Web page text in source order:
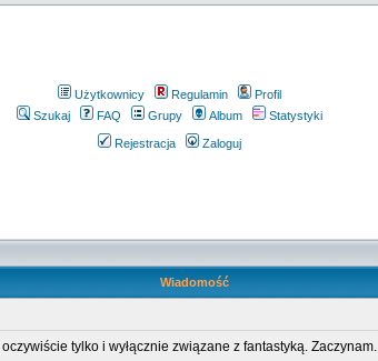
Użytkownicy Regulamin
Profil
Szukaj
FAQ Grupy Album Statystyki
Rejestracja Zaloguj
Wiadomość
tylko i wyłącznie związane z fantastyką. Zaczynam.